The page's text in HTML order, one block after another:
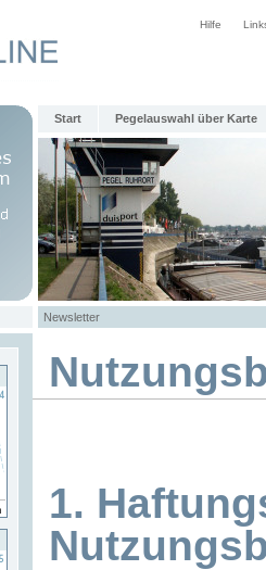
Hilfe
Start Pegelauswahl über Karte
Newsletter
1.